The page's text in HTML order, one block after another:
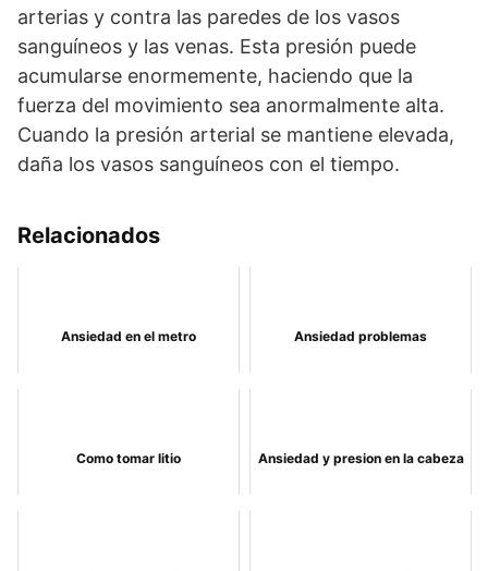
arterias y contra las paredes de los vasos
sanguíneos y las venas. Esta presión puede
acumularse enormemente, haciendo que la
fuerza del movimiento sea anormalmente alta.
Cuando la presión arterial se mantiene elevada,
daña los vasos sanguíneos con el tiempo.
Relacionados
Ansiedad en el metro Ansiedad problemas
Como tomar litio Ansiedad y presion en la cabeza